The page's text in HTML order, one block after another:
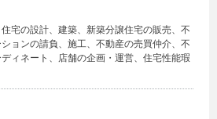
宅の設計、建築、新築分譲住宅の販売、不
ョンの請負、施工、不動産の売買仲介、不
ィネート、店舗の企画・運営、住宅性能瑕